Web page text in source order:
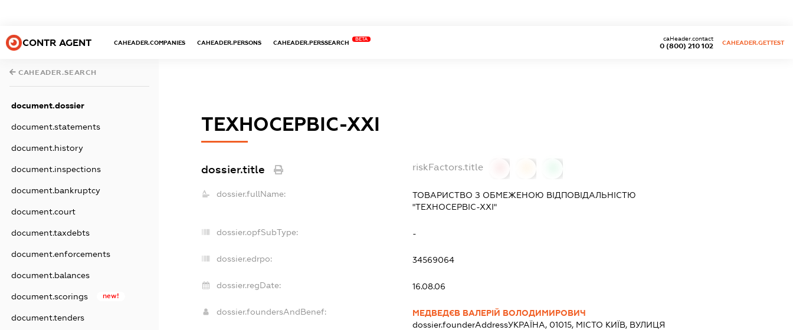
CONTR AGENT CAHEADER.COMPANIES CAHEADER.PERSONS CAHEADER.PERSSEARCH
BETA
0 (800) 210 102
caHeader.contact
CAHEADER.GETTEST
CAHEADER.SEARCH
document.dossier
document.statements
document.history
document.inspections
document.bankruptcy
document.court
document.taxdebts
document.enforcements
document.balances
document.scorings new!
document.tenders
ТЕХНОСЕРВІС-ХХІ
dossier.title riskFactors.title
dossier.fullName:
ТОВАРИСТВО З ОБМЕЖЕНОЮ ВІДПОВІДАЛЬНІСТЮ
"ТЕХНОСЕРВІС-ХХІ"
dossier.opfSubType: -
dossier.edrpo: 34569064
dossier.regDate: 16.08.06
dossier.foundersAndBenef:
МЕДВЕДЄВ ВАЛЕРІЙ ВОЛОДИМИРОВИЧ
dossier.founderAddressУКРАЇНА, 01015, МІСТО КИЇВ, ВУЛИЦЯ